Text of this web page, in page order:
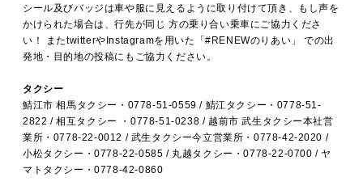
シール及びバッジは車や服に見えるように取り付けて頂き、もし声を
かけられた場合は、行先が同じ 方の乗り合い乗車にご協力くださ
い！ またtwitterやInstagramを用いた「#RENEWのりあい」 での出
発地・目的地の投稿にもご協力ください。
タクシー
鯖江市 相馬タクシー・0778-51-0559 / 鯖江タクシー・0778-51-
2822 / 相互タクシー ・0778-51-0238 / 越前市 武生タクシー本社営
業所・0778-22-0012 / 武生タクシー今立営業所・0778-42-2020 /
小松タクシー・0778-22-0585 / 丸越タクシー・0778-22-0700 / ヤ
マトタクシー・0778-42-0860